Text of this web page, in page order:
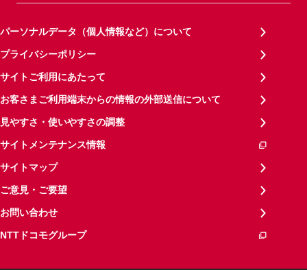
パーソナルデータ（個人情報など）について
プライバシーポリシー
サイトご利用にあたって
お客さまご利用端末からの情報の外部送信について
見やすさ・使いやすさの調整
サイトメンテナンス情報
サイトマップ
ご意見・ご要望
お問い合わせ
NTTドコモグループ